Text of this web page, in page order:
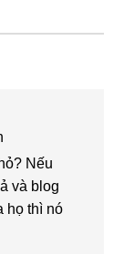
Nếu
và blog
họ thì nó